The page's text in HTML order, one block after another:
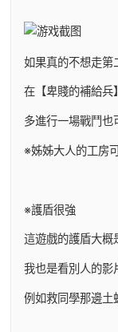
如果真的不想走第
在【卑賤的補給兵
多進行一場戰鬥也
※姊姊大人的工房
※護盾很強
這遊戲的護盾大概
我也是看別人的影
例如救同學那邊土